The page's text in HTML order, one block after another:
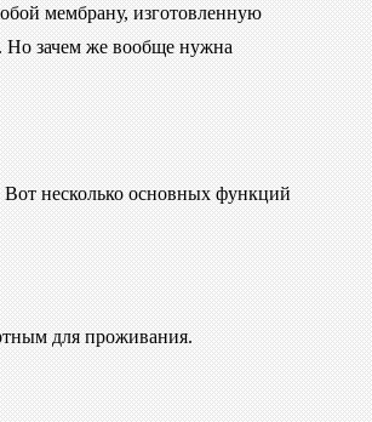
мембрану, изготовленную
Но зачем же вообще нужна
Вот несколько основных функций
для проживания.